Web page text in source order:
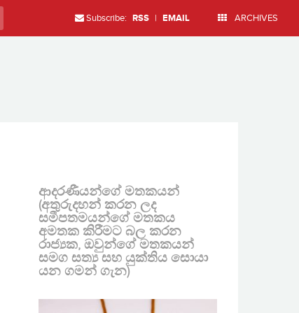
Subscribe: RSS | EMAIL ARCHIVES
ආදරණීයන්ගේ මතකයන්
(අතුරුදහන් කරන ලද
සමීපතමයන්ගේ මතකය
අමතක කිරීමට බල කරන
රාජ්‍යක, ඔවුන්ගේ මතකයන්
සමග සත්‍ය සහ යුක්තිය සොයා
යන ගමන් ගැන)